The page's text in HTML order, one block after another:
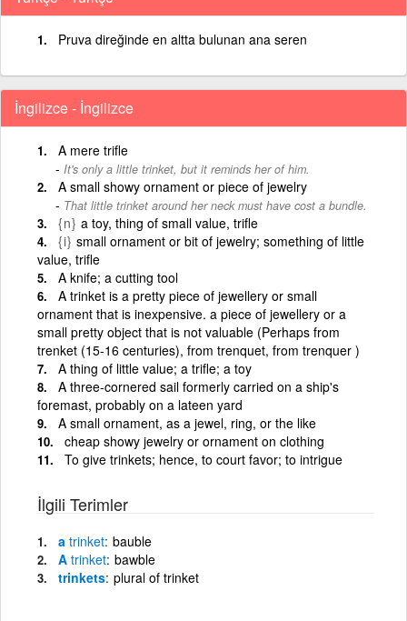
Pruva direğinde en altta bulunan ana seren
İngilizce - İngilizce
A mere trifle
It's only a little trinket, but it reminds her of him.
A small showy ornament or piece of jewelry
That little trinket around her neck must have cost a bundle.
{n} a toy, thing of small value, trifle
{i} small ornament or bit of jewelry; something of little
value, trifle
A knife; a cutting tool
A trinket is a pretty piece of jewellery or small
ornament that is inexpensive. a piece of jewellery or a
small pretty object that is not valuable (Perhaps from
trenket (15-16 centuries), from trenquet, from trenquer )
A thing of little value; a trifle; a toy
A three-cornered sail formerly carried on a ship's
foremast, probably on a lateen yard
A small ornament, as a jewel, ring, or the like
cheap showy jewelry or ornament on clothing
To give trinkets; hence, to court favor; to intrigue
İlgili Terimler
a trinket bauble
A trinket bawble
trinkets plural of trinket